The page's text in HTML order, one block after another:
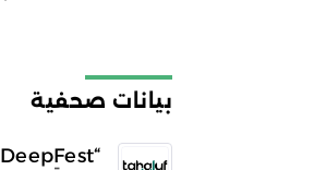
بيانات صحفية